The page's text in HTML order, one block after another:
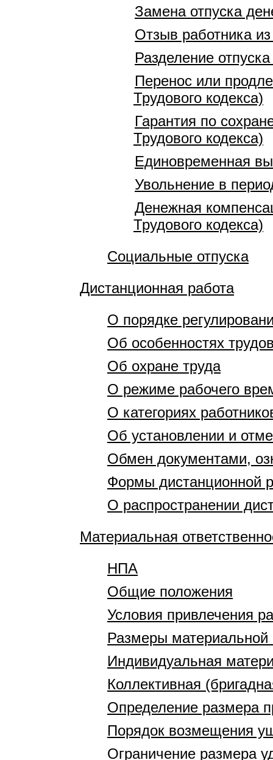
Замена отпуска
Отзыв работника из
Разделение
Перенос или
Трудового кодекса)
Гарантия по
Трудового кодекса)
Единовременная
Увольнение в
Денежная
Трудового кодекса)
Социальные отпуска
Дистанционная работа
О порядке
Об особенностях
Об охране труда
О режиме рабочего
О категориях
Об установлении и
Обмен документами,
Формы дистанционной
О распространении
Материальная
НПА
Общие положения
Условия привлечения
Размеры материальной
Индивидуальная
Коллективная
Определение размера
Порядок возмещения
Ограничение размера